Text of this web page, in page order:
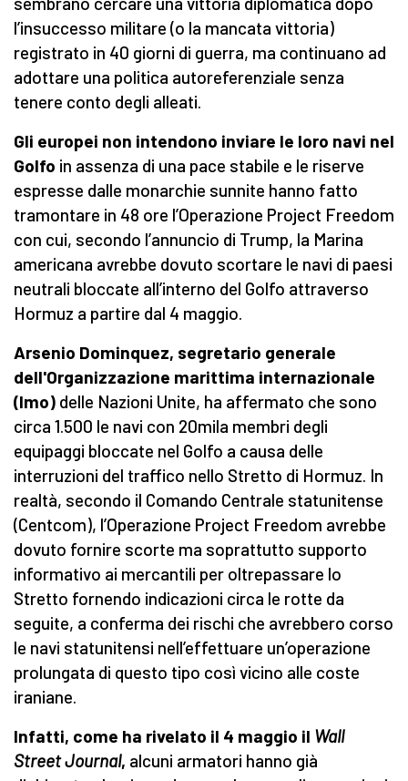
l’insuccesso militare (o la mancata vittoria)
registrato in 40 giorni di guerra, ma continuano ad
adottare una politica autoreferenziale senza
tenere conto degli alleati.
Gli europei non intendono inviare le loro navi nel
Golfo in assenza di una pace stabile e le riserve
espresse dalle monarchie sunnite hanno fatto
tramontare in 48 ore l’Operazione Project Freedom
con cui, secondo l’annuncio di Trump, la Marina
americana avrebbe dovuto scortare le navi di paesi
neutrali bloccate all’interno del Golfo attraverso
Hormuz a partire dal 4 maggio.
Arsenio Dominquez, segretario generale
dell'Organizzazione marittima internazionale
(Imo) delle Nazioni Unite, ha affermato che sono
circa 1.500 le navi con 20mila membri degli
equipaggi bloccate nel Golfo a causa delle
interruzioni del traffico nello Stretto di Hormuz. In
realtà, secondo il Comando Centrale statunitense
(Centcom), l’Operazione Project Freedom avrebbe
dovuto fornire scorte ma soprattutto supporto
informativo ai mercantili per oltrepassare lo
Stretto fornendo indicazioni circa le rotte da
seguite, a conferma dei rischi che avrebbero corso
le navi statunitensi nell’effettuare un’operazione
prolungata di questo tipo così vicino alle coste
iraniane.
Infatti, come ha rivelato il 4 maggio il Wall
Street Journal, alcuni armatori hanno già